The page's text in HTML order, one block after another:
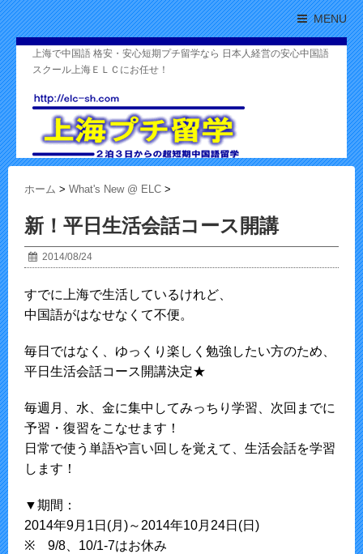
MENU
上海で中国語 格安・安心短期プチ留学なら 日本人経営の安心中国語
スクール上海ＥＬＣにお任せ！
ホーム > What's New @ ELC >
新！平日生活会話コース開講
2014/08/24
すでに上海で生活しているけれど、
中国語がはなせなくて不便。
毎日ではなく、ゆっくり楽しく勉強したい方のため、
平日生活会話コース開講決定★
毎週月、水、金に集中してみっちり学習、次回までに
予習・復習をこなせます！
日常で使う単語や言い回しを覚えて、生活会話を学習
します！
▼期間：
2014年9月1日(月)～2014年10月24日(日)
※ 9/8、10/1-7はお休み